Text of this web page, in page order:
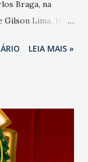
Braga, na
Lima. 18
Paz e FábioLEIA MAIS »